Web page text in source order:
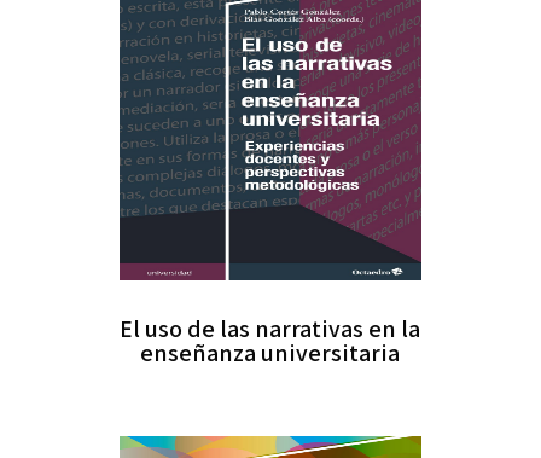
El uso de las narrativas en la
enseñanza universitaria